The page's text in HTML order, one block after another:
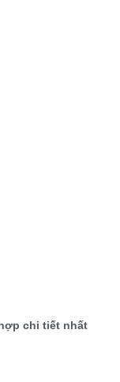
chi tiết nhất